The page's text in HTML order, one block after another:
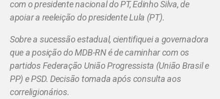
com o presidente nacional do PT, Edinho Silva, de
apoiar a reeleição do presidente Lula (PT).
Sobre a sucessão estadual, cientifiquei a governadora
que a posição do MDB-RN é de caminhar com os
partidos Federação União Progressista (União Brasil e
PP) e PSD. Decisão tomada após consulta aos
correligionários.